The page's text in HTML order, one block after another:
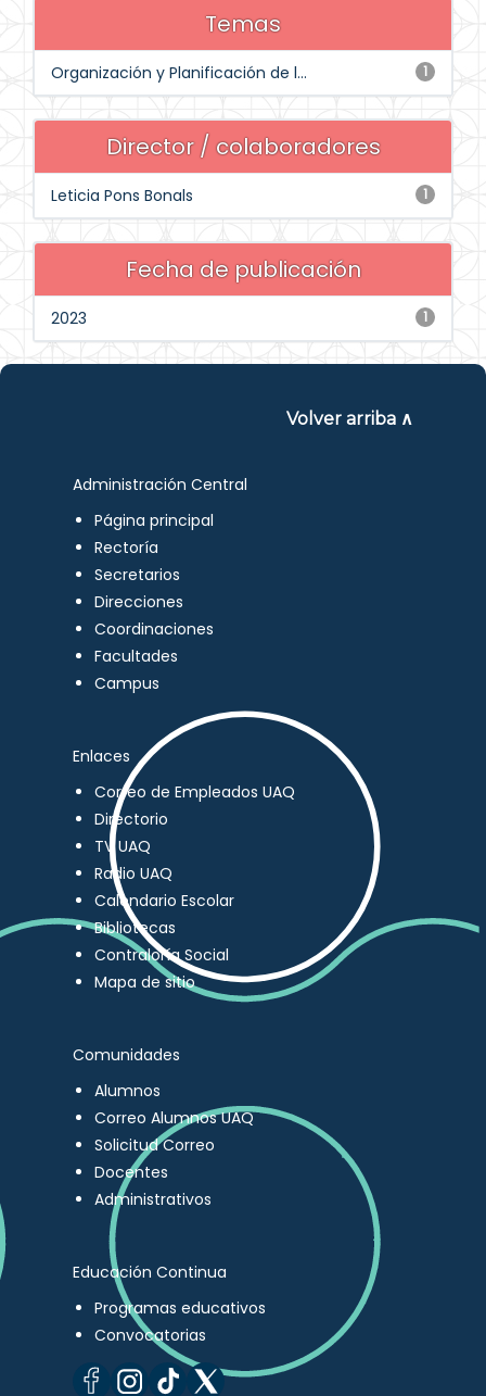
Temas
1
Organización y Planificación de l...
Director / colaboradores
1
Leticia Pons Bonals
Fecha de publicación
1
2023
Volver arriba ∧
Administración Central
Página principal
Rectoría
Secretarios
Direcciones
Coordinaciones
Facultades
Campus
Enlaces
Correo de Empleados UAQ
Directorio
TV UAQ
Radio UAQ
Calendario Escolar
Bibliotecas
Contraloría Social
Mapa de sitio
Comunidades
Alumnos
Correo Alumnos UAQ
Solicitud Correo
Docentes
Administrativos
Educación Continua
Programas educativos
Convocatorias